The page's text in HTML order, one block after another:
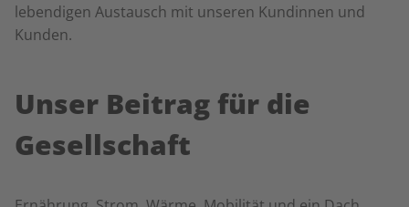
lebendigen Austausch mit unseren Kundinnen und
Kunden.
Unser Beitrag für die
Gesellschaft